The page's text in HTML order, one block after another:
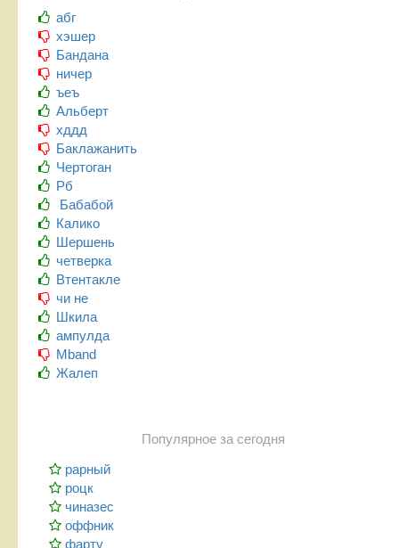
абг
хэшер
Бандана
ничер
ъеъ
Альберт
хддд
Баклажанить
Чертоган
Рб
Бабабой
Калико
Шершень
четверка
Втентакле
чи не
Шкила
ампулда
Mband
Жалеп
Популярное за сегодня
рарный
роцк
чиназес
оффник
фарту